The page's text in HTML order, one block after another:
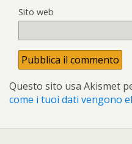
Sito web
Questo sito usa Akismet
come i tuoi dati vengono